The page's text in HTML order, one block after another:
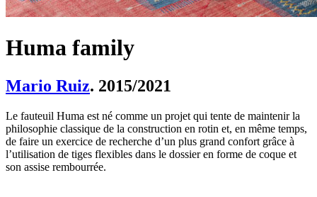
Huma family
Mario Ruiz. 2015/2021
Le fauteuil Huma est né comme un projet qui tente de maintenir la
philosophie classique de la construction en rotin et, en même temps,
de faire un exercice de recherche d’un plus grand confort grâce à
l’utilisation de tiges flexibles dans le dossier en forme de coque et
son assise rembourrée.